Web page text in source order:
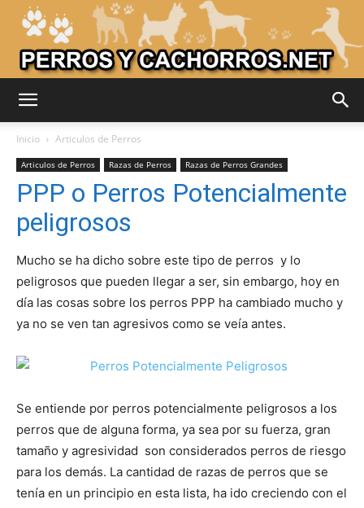
Perros
–
Razas
de
Perros
Inicio Articulos de Perros
Articulos de Perros Razas de Perros Razas de Perros Grandes
PPP o Perros Potencialmente
peligrosos
Mucho se ha dicho sobre este tipo de perros y lo
peligrosos que pueden llegar a ser, sin embargo, hoy en
día las cosas sobre los perros PPP ha cambiado mucho y
ya no se ven tan agresivos como se veía antes.
Se entiende por perros potencialmente peligrosos a los
perros que de alguna forma, ya sea por su fuerza, gran
tamaño y agresividad son considerados perros de riesgo
para los demás. La cantidad de razas de perros que se
tenía en un principio en esta lista, ha ido creciendo con el